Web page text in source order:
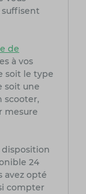
suffisent
de
à vos
soit le type
soit une
scooter,
mesure
disposition
24
avez opté
compter